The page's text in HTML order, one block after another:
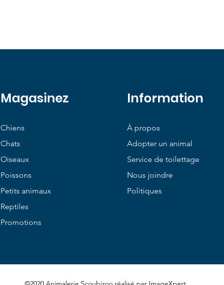
Magasinez
Chiens
Chats
Oiseaux
Poissons
Petits animaux
Reptiles
Promotions
Information
À propos
Adopter un animal
Service de toilettage
Nous joindre
Politiques